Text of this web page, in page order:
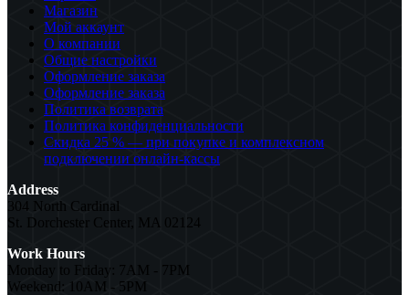
Магазин
Мой аккаунт
О компании
Общие настройки
Оформление заказа
Оформление заказа
Политика возврата
Политика конфиденциальности
Скидка 25 % — при покупке и комплексном
подключении онлайн-кассы
Address
304 North Cardinal
St. Dorchester Center, MA 02124
Work Hours
Monday to Friday: 7AM - 7PM
Weekend: 10AM - 5PM